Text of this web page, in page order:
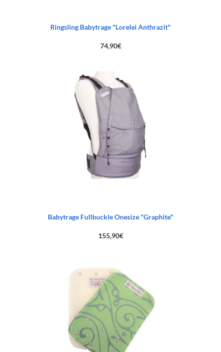
Ringsling Babytrage "Lorelei Anthrazit"
74,90€
Babytrage Fullbuckle Onesize "Graphite"
155,90€